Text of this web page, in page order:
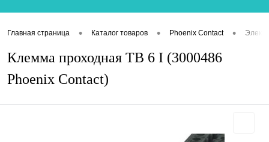
Главная страница • Каталог товаров • Phoenix Contact •
Клемма проходная TB 6 I (3000486
Phoenix Contact)